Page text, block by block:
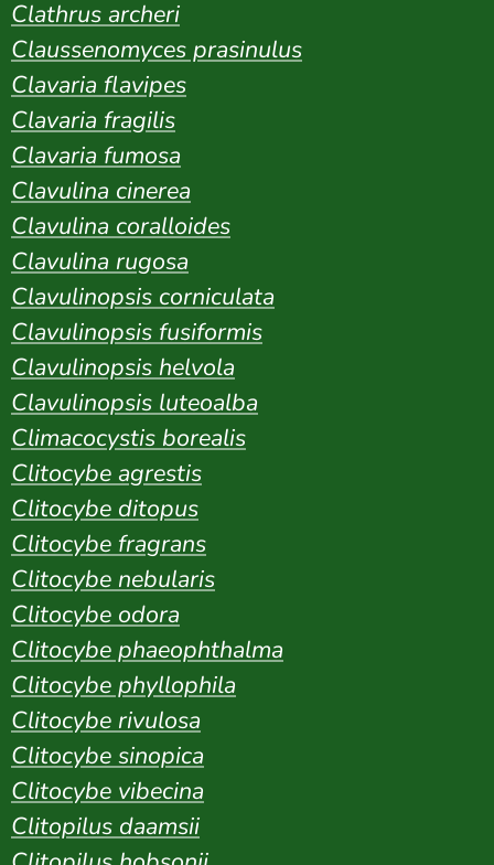
Clathrus archeri
Claussenomyces prasinulus
Clavaria flavipes
Clavaria fragilis
Clavaria fumosa
Clavulina cinerea
Clavulina coralloides
Clavulina rugosa
Clavulinopsis corniculata
Clavulinopsis fusiformis
Clavulinopsis helvola
Clavulinopsis luteoalba
Climacocystis borealis
Clitocybe agrestis
Clitocybe ditopus
Clitocybe fragrans
Clitocybe nebularis
Clitocybe odora
Clitocybe phaeophthalma
Clitocybe phyllophila
Clitocybe rivulosa
Clitocybe sinopica
Clitocybe vibecina
Clitopilus daamsii